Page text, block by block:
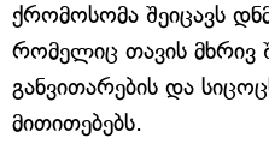
ქრომოსომა შეიცავს
რომელიც თავის მხრივ
განვითარების და
მითითებებს.